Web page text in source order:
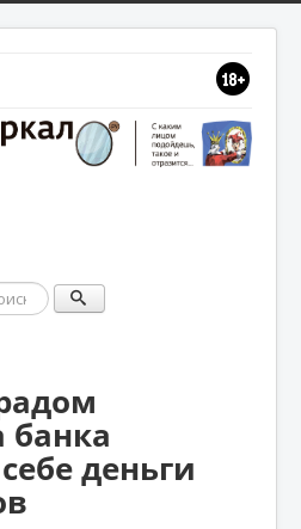
банка
деньги